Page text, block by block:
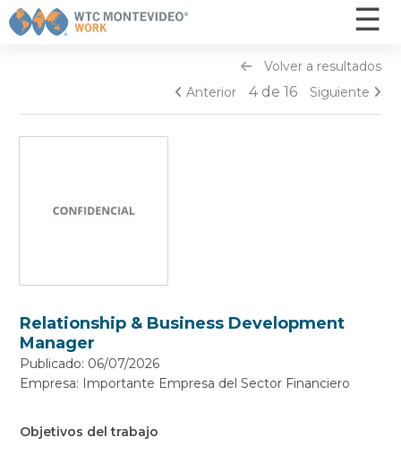
☰
×
Ofertas
¿Cómo funciona? - Postulantes
Otros servicios
Nosotros
Contacto
INGRESAR
Volver a resultados
Anterior
4 de 16 Siguiente
Relationship & Business Development
Manager
Publicado: 06/07/2026
Empresa: Importante Empresa del Sector Financiero
Objetivos del trabajo